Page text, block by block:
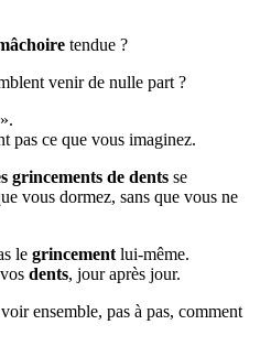
tendue ?
venir de nulle part ?
pas ce que vous imaginez.
grincements de dents se
vous dormez, sans que vous ne
le grincement lui-même.
dents, jour après jour.
ensemble, pas à pas, comment